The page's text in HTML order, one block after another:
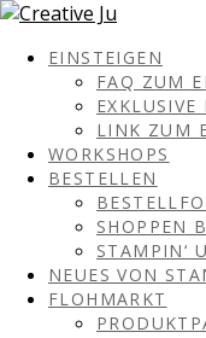
EINSTEIGEN
FAQ ZUM
LINK ZUM
WORKSHOPS
BESTELLEN
SHOPPEN
STAMPIN‘
NEUES VON
FLOHMARKT